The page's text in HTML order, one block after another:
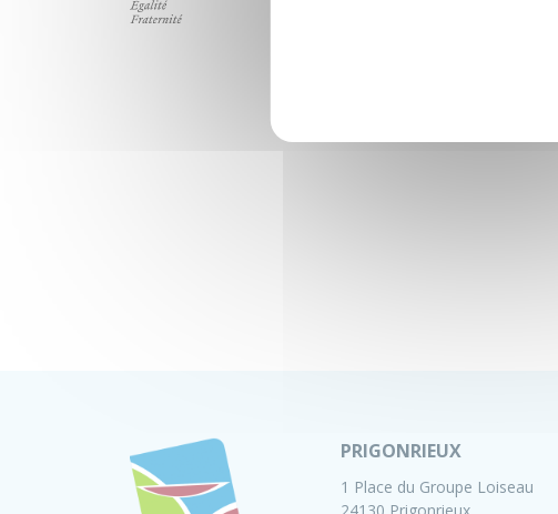
PRIGONRIEUX
1 Place du Groupe Loiseau